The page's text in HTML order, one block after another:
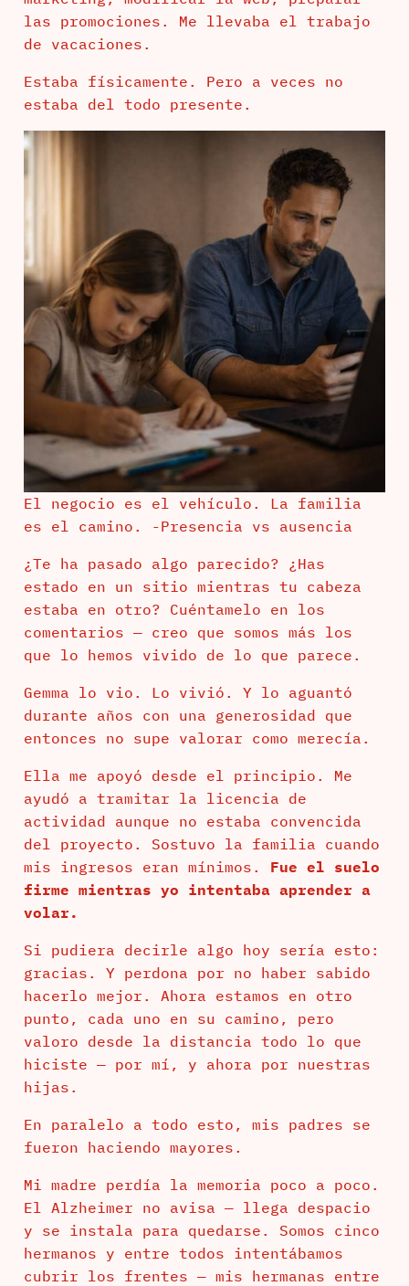
las promociones. Me llevaba el trabajo
de vacaciones.
Estaba físicamente. Pero a veces no
estaba del todo presente.
El negocio es el vehículo. La familia
es el camino. -Presencia vs ausencia
¿Te ha pasado algo parecido? ¿Has
estado en un sitio mientras tu cabeza
estaba en otro? Cuéntamelo en los
comentarios — creo que somos más los
que lo hemos vivido de lo que parece.
Gemma lo vio. Lo vivió. Y lo aguantó
durante años con una generosidad que
entonces no supe valorar como merecía.
Ella me apoyó desde el principio. Me
ayudó a tramitar la licencia de
actividad aunque no estaba convencida
del proyecto. Sostuvo la familia cuando
mis ingresos eran mínimos. Fue el suelo
firme mientras yo intentaba aprender a
volar.
Si pudiera decirle algo hoy sería esto:
gracias. Y perdona por no haber sabido
hacerlo mejor. Ahora estamos en otro
punto, cada uno en su camino, pero
valoro desde la distancia todo lo que
hiciste — por mí, y ahora por nuestras
hijas.
En paralelo a todo esto, mis padres se
fueron haciendo mayores.
Mi madre perdía la memoria poco a poco.
El Alzheimer no avisa — llega despacio
y se instala para quedarse. Somos cinco
hermanos y entre todos intentábamos
cubrir los frentes — mis hermanas entre